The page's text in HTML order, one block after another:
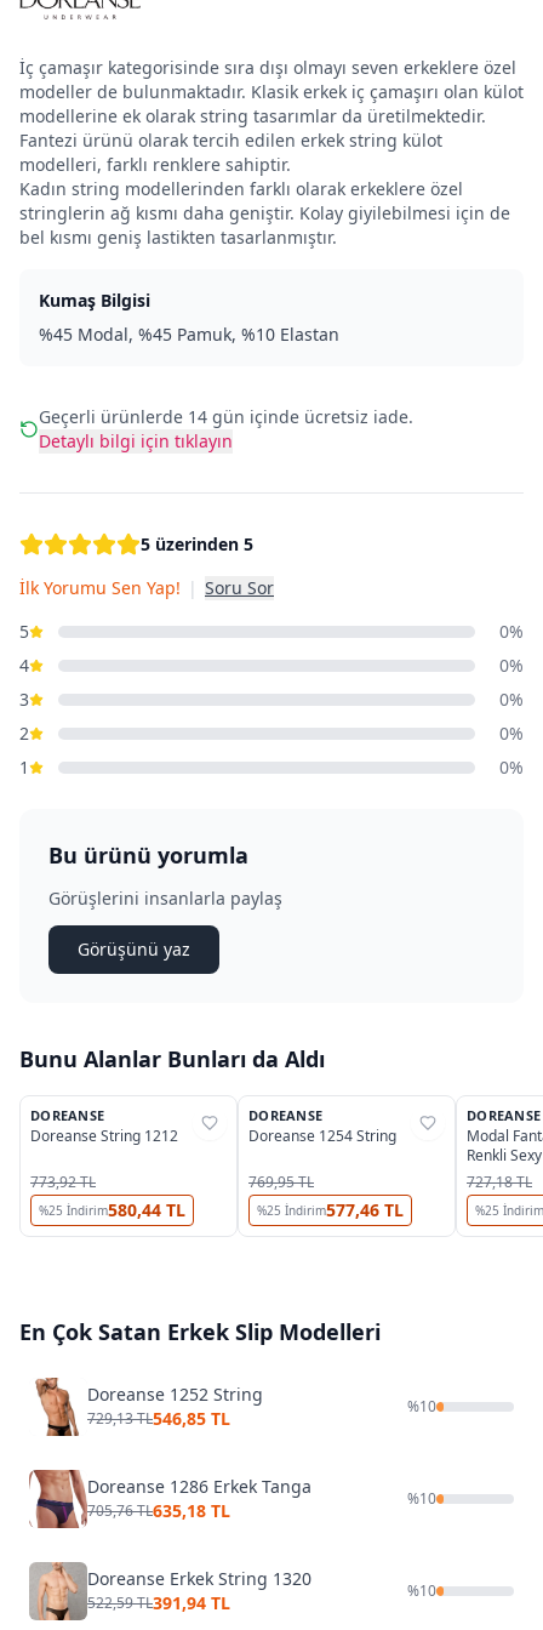
İç çamaşır kategorisinde sıra dışı olmayı seven erkeklere özel
modeller de bulunmaktadır. Klasik erkek iç çamaşırı olan külot
modellerine ek olarak string tasarımlar da üretilmektedir.
Fantezi ürünü olarak tercih edilen erkek string külot
modelleri, farklı renklere sahiptir.
Kadın string modellerinden farklı olarak erkeklere özel
stringlerin ağ kısmı daha geniştir. Kolay giyilebilmesi için de
bel kısmı geniş lastikten tasarlanmıştır.
Kumaş Bilgisi
%45 Modal, %45 Pamuk, %10 Elastan
Geçerli ürünlerde 14 gün içinde ücretsiz iade.
Detaylı bilgi için tıklayın
5 üzerinden 5
İlk Yorumu Sen Yap! | Soru Sor
5
0%
4
0%
3
0%
2
0%
1
0%
Bu ürünü yorumla
Görüşlerini insanlarla paylaş
Görüşünü yaz
Bunu Alanlar Bunları da Aldı
%25
DOREANSE
Doreanse String 1212
773,92 TL
%25 İndirim580,44 TL
%25
DOREANSE
Doreanse 1254 String
769,95 TL
%25 İndirim577,46 TL
%25
DOREANSE
Modal
Renkli
1264
727,18 TL
%25 İndirim
En Çok Satan Erkek Slip Modelleri
Doreanse 1252 String
729,13 TL546,85 TL
%10
Doreanse 1286 Erkek Tanga
705,76 TL635,18 TL
%10
Doreanse Erkek String 1320
522,59 TL391,94 TL
%10